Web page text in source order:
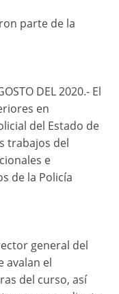
parte de la
DEL 2020.- El
en
del Estado de
trabajos del
e
de la Policía
general del
avalan el
del curso, así